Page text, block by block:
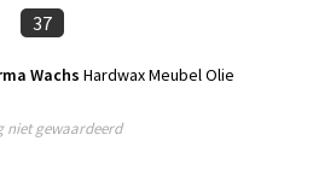
37
Wachs Hardwax Meubel Olie
niet gewaardeerd